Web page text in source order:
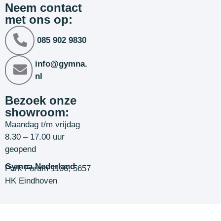
Neem contact
met ons op:
085 902 9830
info@gymna.
nl
Bezoek onze
showroom:
Maandag t/m vrijdag
8.30 – 17.00 uur
geopend
Gymna Nederland
Park Forum 1106, 5657
HK Eindhoven